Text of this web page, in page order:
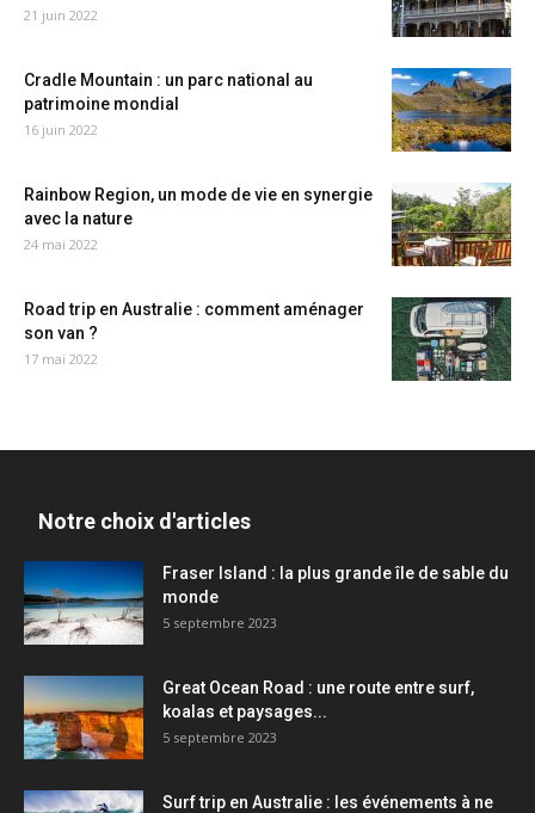
21 juin 2022
Cradle Mountain : un parc national au
patrimoine mondial
16 juin 2022
Rainbow Region, un mode de vie en synergie
avec la nature
24 mai 2022
Road trip en Australie : comment aménager
son van ?
17 mai 2022
Notre choix d'articles
Fraser Island : la plus grande île de sable du
monde
5 septembre 2023
Great Ocean Road : une route entre surf,
koalas et paysages...
5 septembre 2023
Surf trip en Australie : les événements à ne